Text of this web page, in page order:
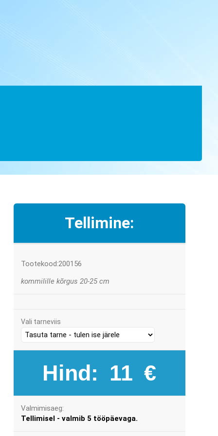
Tellimine:
Tootekood:200156
kommilille kõrgus 20-25 cm
Vali tarneviis
Hind: 11 €
Valmimisaeg:
Tellimisel - valmib 5 tööpäevaga.